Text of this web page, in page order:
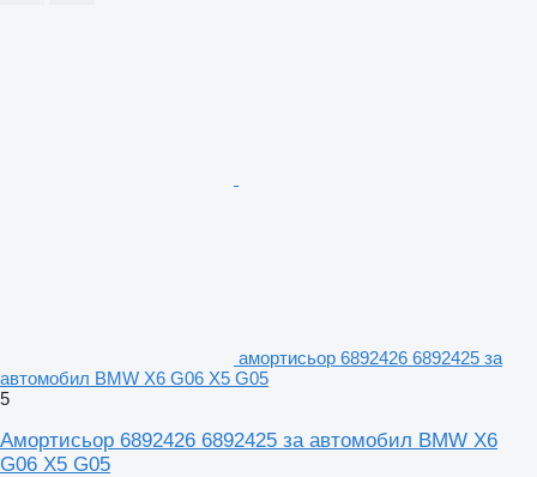
амортисьор 6892426 6892425 за
автомобил BMW X6 G06 X5 G05
5
Амортисьор 6892426 6892425 за автомобил BMW X6
G06 X5 G05